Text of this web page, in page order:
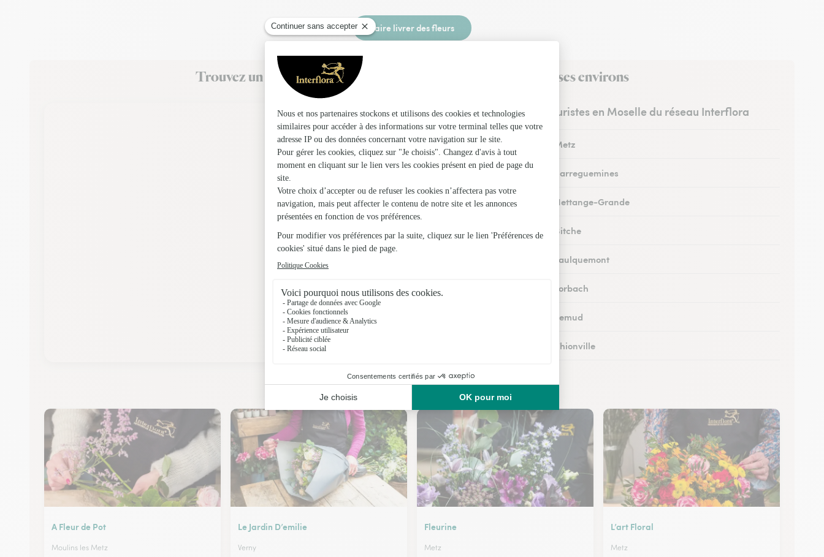
Faire livrer des fleurs
Trouvez un fleuriste Interflora à Novéant-sur-Moselle et dans ses environs
Les fleuristes en Moselle du réseau Interflora
Fleuristes à Metz
Fleuristes à Sarreguemines
Fleuristes à Hettange-Grande
Fleuristes à Bitche
Fleuristes à Faulquemont
Fleuristes à Forbach
Fleuristes à Lemud
Fleuristes à Thionville
Fleuristes à Peltre
Nos fleuristes à Novéant-sur-Moselle
A Fleur de Pot
Moulins les Metz
Le Jardin D’emilie
Verny
Fleurine
Metz
L’art Floral
Metz